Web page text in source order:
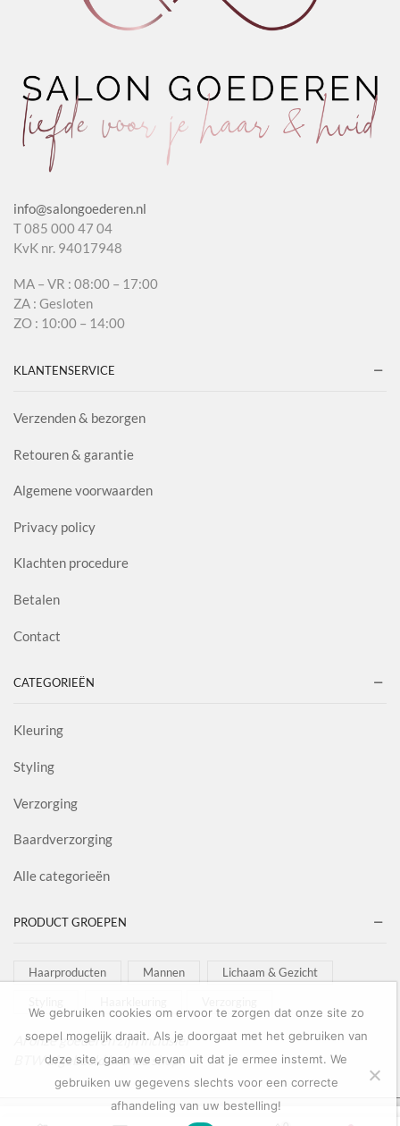
info@salongoederen.nl
T 085 000 47 04
KvK nr. 94017948
MA – VR : 08:00 – 17:00
ZA : Gesloten
ZO : 10:00 – 14:00
KLANTENSERVICE
Verzenden & bezorgen
Retouren & garantie
Algemene voorwaarden
Privacy policy
Klachten procedure
Betalen
Contact
CATEGORIEËN
Kleuring
Styling
Verzorging
Baardverzorging
Alle categorieën
PRODUCT GROEPEN
Haarproducten Mannen Lichaam & Gezicht
Al onze goederen zijn inclusief
BTW afgebeeld in onze shop!
Copyright © 2022Salon Goederen
We gebruiken cookies om ervoor te zorgen dat onze site zo
soepel mogelijk draait. Als je doorgaat met het gebruiken van
deze site, gaan we ervan uit dat je ermee instemt. We
gebruiken uw gegevens slechts voor een correcte
afhandeling van uw bestelling!